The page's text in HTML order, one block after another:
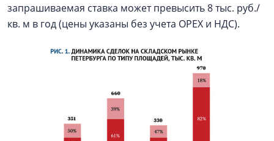
запрашиваемая ставка может превысить 8 тыс. руб./
кв. м в год (цены указаны без учета OPEX и НДС).